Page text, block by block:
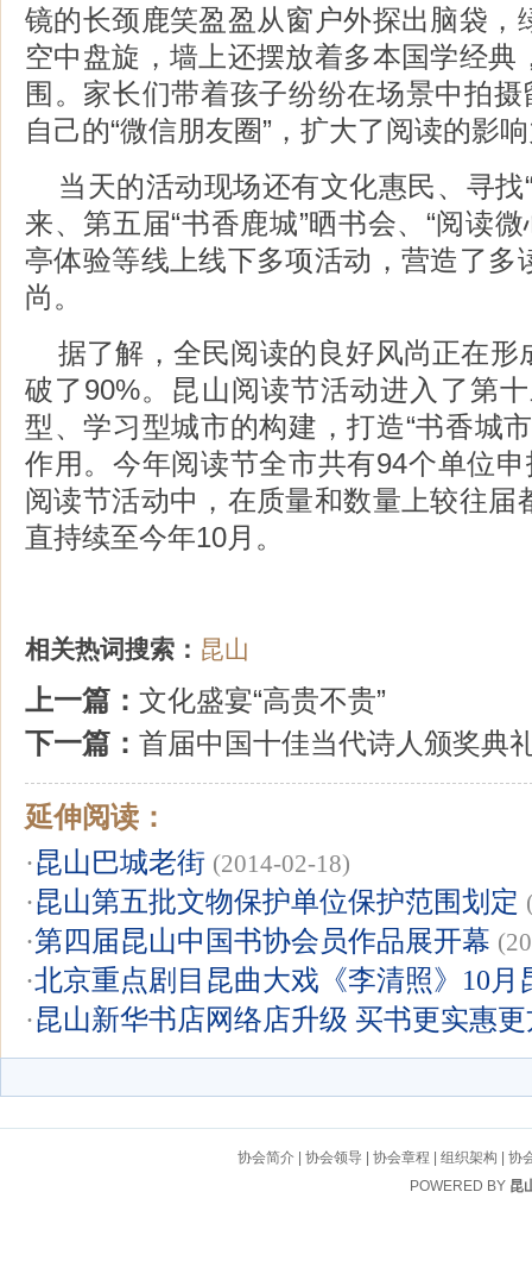
镜的长颈鹿笑盈盈从窗户外探出脑袋，
空中盘旋，墙上还摆放着多本国学经典
围。家长们带着孩子纷纷在场景中拍摄
自己的“微信朋友圈”，扩大了阅读的影
当天的活动现场还有文化惠民、寻找
来、第五届“书香鹿城”晒书会、“阅读
亭体验等线上线下多项活动，营造了多
尚。
据了解，全民阅读的良好风尚正在形
破了90%。昆山阅读节活动进入了第
型、学习型城市的构建，打造“书香城
作用。今年阅读节全市共有94个单位
阅读节活动中，在质量和数量上较往届
直持续至今年10月。
相关热词搜索： 昆山
上一篇： 文化盛宴“高贵不贵”
下一篇： 首届中国十佳当代诗人颁奖典
延伸阅读：
·昆山巴城老街 (2014-02-18)
·昆山第五批文物保护单位保护范围划定
·第四届昆山中国书协会员作品展开幕
·北京重点剧目昆曲大戏《李清照》10月
·昆山新华书店网络店升级 买书更实惠
协会简介 |协会领导 |协会章程 |组织架构 |协
POWERED BY 昆